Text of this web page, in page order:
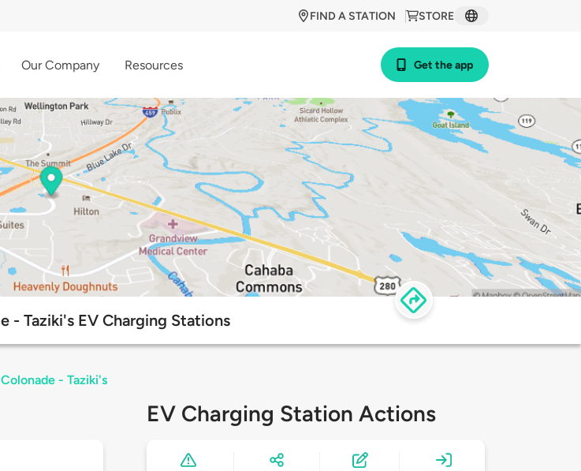
STORE
FIND A STATION
Our Company Resources Get the app
- Taziki's EV Charging Stations
- Taziki's
EV Charging Station Actions